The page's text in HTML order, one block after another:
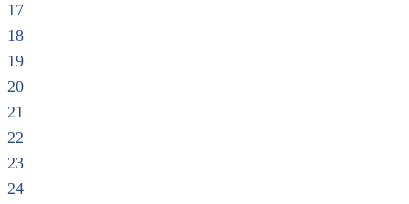
17
18
19
20
21
22
23
24